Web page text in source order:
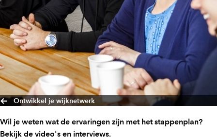
Ontwikkel je wijknetwerk
Wil je weten wat de ervaringen zijn met het stappenplan?
Bekijk de video's en interviews.